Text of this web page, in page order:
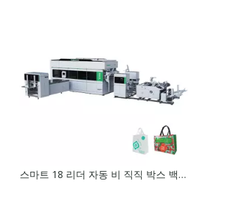
스마트 18 리더 자동 비 직직 박스 백 온라인으로 손잡이가있는 기계